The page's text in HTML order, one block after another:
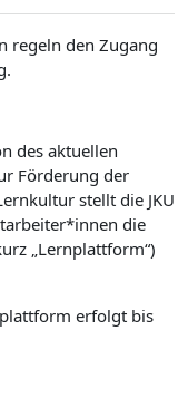
regeln den Zugang
des aktuellen
Förderung der
stellt die JKU
die
„Lernplattform“)
erfolgt bis